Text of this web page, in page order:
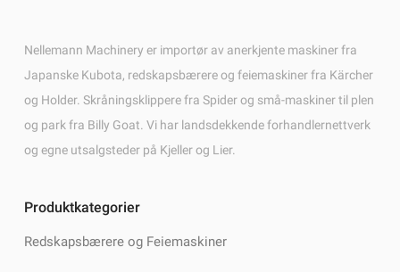
Nellemann Machinery er importør av anerkjente maskiner fra
Japanske Kubota, redskapsbærere og feiemaskiner fra Kärcher
og Holder. Skråningsklippere fra Spider og små-maskiner til plen
og park fra Billy Goat. Vi har landsdekkende forhandlernettverk
og egne utsalgsteder på Kjeller og Lier.
Produktkategorier
Redskapsbærere og Feiemaskiner